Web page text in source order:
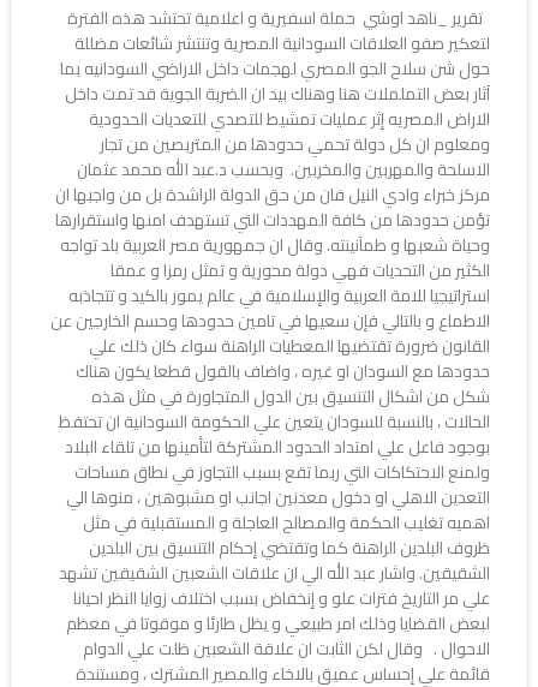
تقرير _ناهد اوشي حملة اسفيرية و اعلامية تحتشد هذه الفترة
لتعكير صفو العلاقات السودانية المصرية وتنتشر شائعات مضللة
حول شن سلاح الجو المصري لهجمات داخل الاراضي السودانيه بما
آثار بعض التململات هنا وهناك بيد ان الضربة الجوية قد تمت داخل
الاراض المصريه إثر عمليات تمشيط للتصدي للتعديات الحدودية
ومعلوم ان كل دولة تحمي حدودها من المتربصين من تجار
الاسلحة والمهربين والمخربين. وبحسب د.عبد الله محمد عثمان
مركز خبراء وادي النيل فان من حق الدولة الراشدة بل من واجبها ان
تؤمن حدودها من كافة المهددات التي تستهدف امنها واستقرارها
وحياة شعبها و طمآنينته. وقال ان جمهورية مصر العربية بلد تواجه
الكثير من التحديات فهي دولة محورية و تمثل رمزا و عمقا
استراتيجيا للامة العربية والإسلامية في عالم يمور بالكيد و تتجاذبه
الاطماع و بالتالي فإن سعيها في تامين حدودها وحسم الخارجين عن
القانون ضرورة تقتضيها المعطيات الراهنة سواء كان ذلك علي
حدودها مع السودان او غيره ، واضاف بالقول قطعا يكون هناك
شكل من اشكال التنسيق بين الدول المتجاورة في مثل هذه
الحالات ، بالنسبة للسودان يتعين علي الحكومة السودانية ان تحتفظ
بوجود فاعل علي امتداد الحدود المشتركة لتأمينها من تلقاء البلاد
ولمنع الاحتكاكات التي ربما تقع بسبب التجاوز في نطاق مساحات
التعدين الاهلي او دخول معدنين اجانب او مشبوهين ، منوها الي
اهميه تغليب الحكمة والمصالح العاجلة و المستقبلية في مثل
ظروف البلدين الراهنة كما وتقتضي إحكام التنسيق بين البلدين
الشقيقين. واشار عبد الله الي ان علاقات الشعبين الشقيقين تشهد
علي مر التاريخ فترات علو و إنخفاض بسبب اختلاف زوايا النظر احيانا
لبعض القضايا وذلك امر طبيعي و يظل طارئا و موقوتا في معظم
الاحوال . وقال لكن الثابت ان علاقة الشعبين ظلت علي الدوام
قائمة علي إحساس عميق بالاخاء والمصير المشترك ، ومستندة